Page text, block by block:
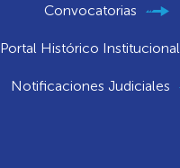
Convocatorias
Portal Histórico Institucional
Notificaciones Judiciales